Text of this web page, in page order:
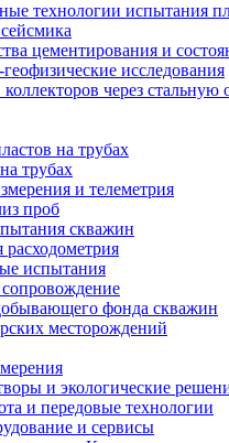
технологии испытания
цементирования и
исследования
через
на трубах
трубах
и телеметрия
проб
скважин
испытания
фонда скважин
месторождений
и экологические
и передовые технологии
и сервисы